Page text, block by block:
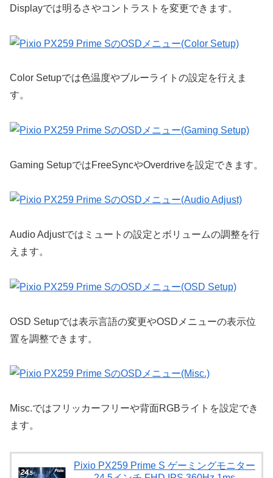
Displayでは明るさやコントラストを変更できます。
Color Setupでは色温度やブルーライトの設定を行えま
す。
Gaming SetupではFreeSyncやOverdriveを設定できます。
Audio Adjustではミュートの設定とボリュームの調整を行
えます。
OSD Setupでは表示言語の変更やOSDメニューの表示位
置を調整できます。
Misc.ではフリッカーフリーや背面RGBライトを設定でき
ます。
Pixio PX259 Prime S ゲーミングモニター